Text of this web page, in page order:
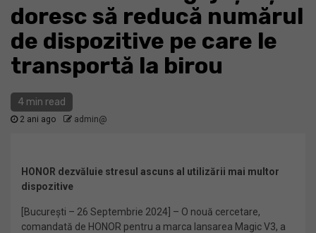
doresc să reducă numărul
de dispozitive pe care le
transportă la birou
4 min read
2 ani ago admin@
HONOR dezvăluie stresul ascuns al utilizării mai multor
dispozitive
[București – 26 Septembrie 2024] – O nouă cercetare,
comandată de HONOR pentru a marca lansarea Magic V3, a